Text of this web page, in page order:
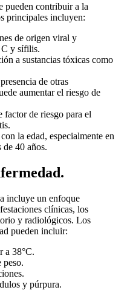
pueden contribuir a la
principales incluyen:
de origen viral y
C y sífilis.
a sustancias tóxicas como
de otras
aumentar el riesgo de
factor de riesgo para el
la edad, especialmente en
de 40 años.
incluye un enfoque
clínicas, los
y radiológicos. Los
pueden incluir:
a 38°C.
y púrpura.